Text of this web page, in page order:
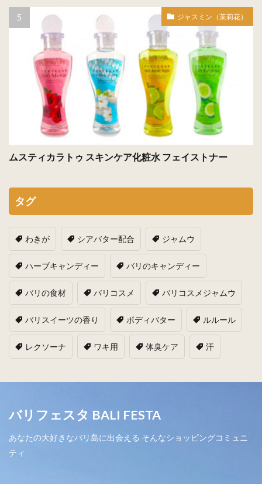
ジャスミン（茉莉花）
ムスティカラトゥ スキンケア化粧水 フェイストナー
タグ
わきが シアバター配合 ジャムウ
ハーブキャンディー バリのキャンディー
バリの食材 バリコスメ バリコスメジャムウ
バリスイーツの香り ボディバター ルルール
レクソーナ ワキ用 体臭ケア 汗
バリフェスタ BALI FESTA
あなたの大好きなバリ島に出会える そんなショッピングコミュニ
ティ